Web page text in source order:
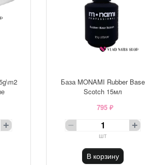
База MONAMI Rubber Base
Scotch 15мл
795 ₽
шт
В корзину